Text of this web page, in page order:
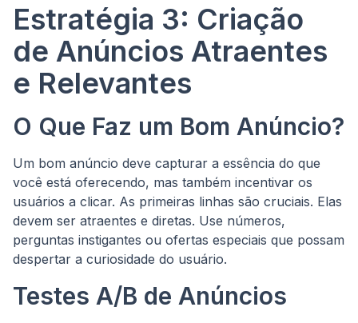
Estratégia 3: Criação
de Anúncios Atraentes
e Relevantes
O Que Faz um Bom Anúncio?
Um bom anúncio deve capturar a essência do que
você está oferecendo, mas também incentivar os
usuários a clicar. As primeiras linhas são cruciais. Elas
devem ser atraentes e diretas. Use números,
perguntas instigantes ou ofertas especiais que possam
despertar a curiosidade do usuário.
Testes A/B de Anúncios